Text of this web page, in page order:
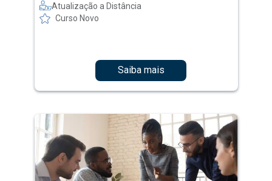
Atualização a Distância
Curso Novo
Saiba mais